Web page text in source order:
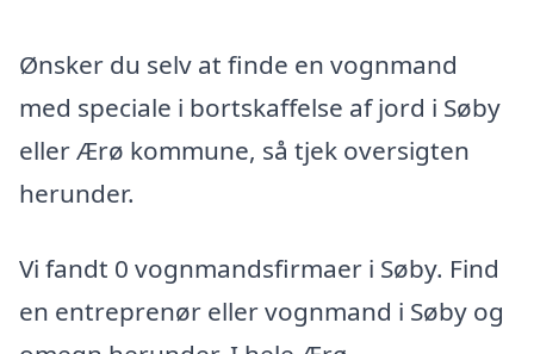
Ønsker du selv at finde en vognmand
med speciale i bortskaffelse af jord i Søby
eller Ærø kommune, så tjek oversigten
herunder.
Vi fandt 0 vognmandsfirmaer i Søby. Find
en entreprenør eller vognmand i Søby og